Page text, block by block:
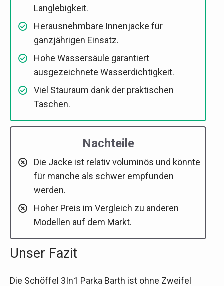
Langlebigkeit.
Herausnehmbare Innenjacke für
ganzjährigen Einsatz.
Hohe Wassersäule garantiert
ausgezeichnete Wasserdichtigkeit.
Viel Stauraum dank der praktischen
Taschen.
Nachteile
Die Jacke ist relativ voluminös und könnte
für manche als schwer empfunden
werden.
Hoher Preis im Vergleich zu anderen
Modellen auf dem Markt.
Unser Fazit
Die Schöffel 3In1 Parka Barth ist ohne Zweifel